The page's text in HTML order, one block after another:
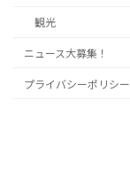
観光
ニュース大募集！
プライバシーポリシー